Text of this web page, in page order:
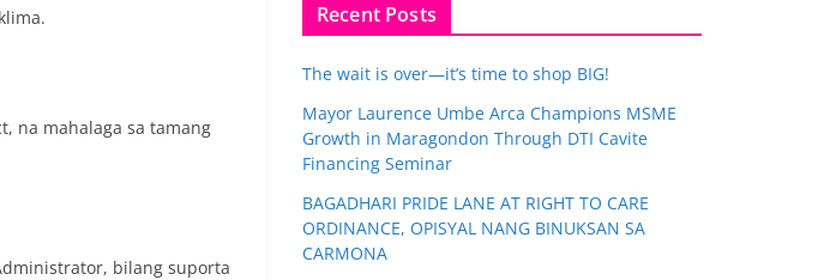
na mahalaga sa tamang
bilang suporta
Recent Posts
The wait is over—it’s time to shop BIG!
Mayor Laurence Umbe Arca Champions MSME
Growth in Maragondon Through DTI Cavite
Financing Seminar
BAGADHARI PRIDE LANE AT RIGHT TO CARE
ORDINANCE, OPISYAL NANG BINUKSAN SA
CARMONA